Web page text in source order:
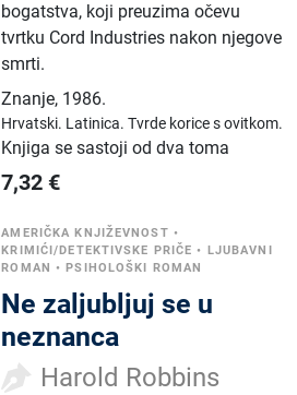
bogatstva, koji preuzima očevu
tvrtku Cord Industries nakon njegove
smrti.
Znanje, 1986.
Hrvatski. Latinica.Tvrde korice s ovitkom.
Knjiga se sastoji od dva toma
7,32 €
AMERIČKA KNJIŽEVNOST •
KRIMIĆI/DETEKTIVSKE PRIČE • LJUBAVNI
ROMAN •PSIHOLOŠKI ROMAN
Ne zaljubljuj se u
neznanca
Harold Robbins